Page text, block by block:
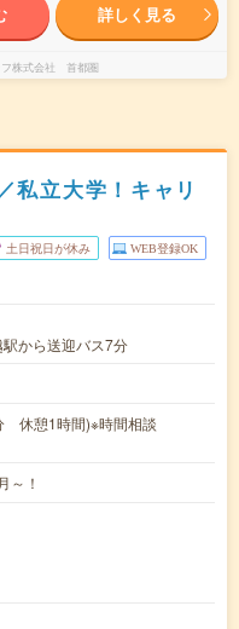
詳しく見る
フ株式会社 首都圏
私立大学！キャリ
土日祝日が休み WEB登録OK
から送迎バス7分
休憩1時間)※時間相談
～！